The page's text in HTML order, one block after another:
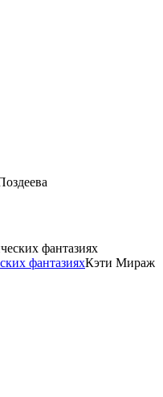
фантазияхКэти Мираж